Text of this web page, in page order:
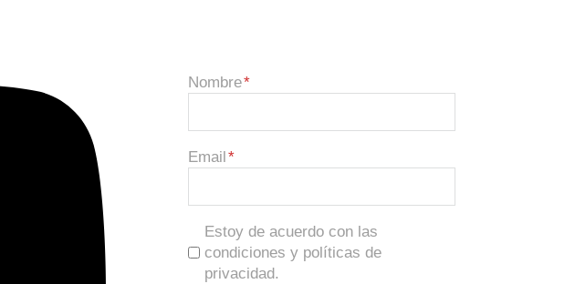
Nombre
Email
Estoy de acuerdo con las
condiciones y políticas de
privacidad.